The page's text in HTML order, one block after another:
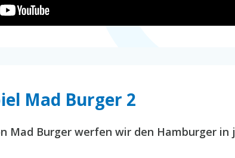
Mad Burger 2
Mad Burger werfen wir den Hamburger in